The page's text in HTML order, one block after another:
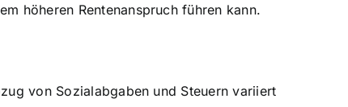
höheren Rentenanspruch führen kann.
von Sozialabgaben und Steuern variiert